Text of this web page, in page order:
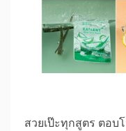
สวยเป๊ะทุกสูตร ตอ